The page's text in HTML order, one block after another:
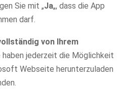
Sie mit „Ja„, dass die App
darf.
von Ihrem
haben jederzeit die Möglichkeit
Webseite herunterzuladen